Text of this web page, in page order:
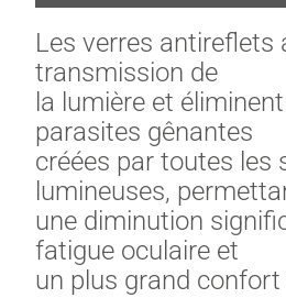
Les verres antireflets
transmission de
la lumière et
parasites gênantes
créées par toutes les
lumineuses,
une diminution
fatigue oculaire et
un plus grand confort